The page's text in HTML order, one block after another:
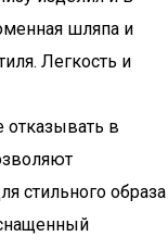
шляпа и
Легкость и
в
стильного образа